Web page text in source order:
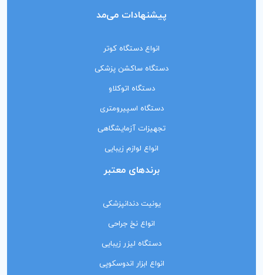
پیشنهادات می‌مد
انواع دستگاه کوتر
دستگاه ساکشن پزشکی
دستگاه اتوکلاو
دستگاه اسپیرومتری
تجهیزات آزمایشگاهی
انواع لوازم زیبایی
برندهای معتبر
یونیت دندانپزشکی
انواع نخ جراحی
دستگاه لیزر زیبایی
انواع ابزار اندوسکوپی